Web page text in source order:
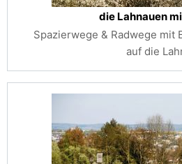
die Lahnauen
Spazierwege & Radwege mit
auf die